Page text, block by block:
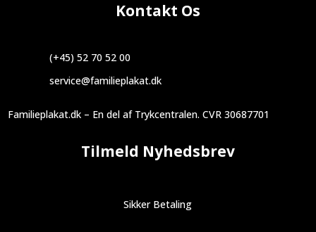
Kontakt Os
(+45) 52 70 52 00
service@familieplakat.dk
Familieplakat.dk – En del af Trykcentralen. CVR 30687701
Tilmeld Nyhedsbrev
Sikker Betaling